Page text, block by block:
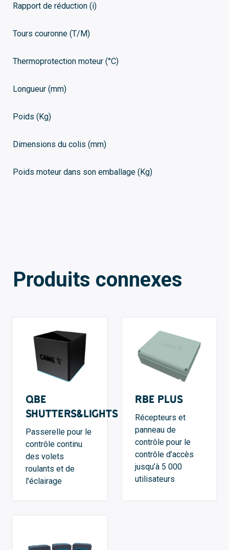
Rapport de réduction (i)
Tours couronne (T/M)
Thermoprotection moteur (°C)
Longueur (mm)
Poids (Kg)
Dimensions du colis (mm)
Poids moteur dans son emballage (Kg)
Produits connexes
QBE
Shutters&Lights
Passerelle pour le
contrôle continu
des volets
roulants et de
l’éclairage
RBE Plus
Récepteurs et
panneau de
contrôle pour le
contrôle d’accès
jusqu’à 5 000
utilisateurs